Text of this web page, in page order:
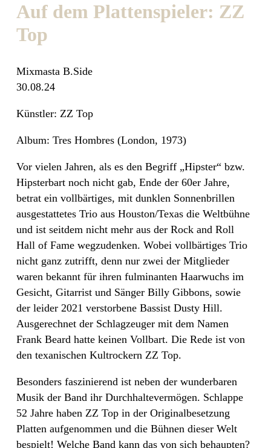
Auf dem Plattenspieler: ZZ
Top
Mixmasta B.Side
30.08.24
Künstler: ZZ Top
Album: Tres Hombres (London, 1973)
Vor vielen Jahren, als es den Begriff „Hipster“ bzw.
Hipsterbart noch nicht gab, Ende der 60er Jahre,
betrat ein vollbärtiges, mit dunklen Sonnenbrillen
ausgestattetes Trio aus Houston/Texas die Weltbühne
und ist seitdem nicht mehr aus der Rock and Roll
Hall of Fame wegzudenken. Wobei vollbärtiges Trio
nicht ganz zutrifft, denn nur zwei der Mitglieder
waren bekannt für ihren fulminanten Haarwuchs im
Gesicht, Gitarrist und Sänger Billy Gibbons, sowie
der leider 2021 verstorbene Bassist Dusty Hill.
Ausgerechnet der Schlagzeuger mit dem Namen
Frank Beard hatte keinen Vollbart. Die Rede ist von
den texanischen Kultrockern ZZ Top.
Besonders faszinierend ist neben der wunderbaren
Musik der Band ihr Durchhaltevermögen. Schlappe
52 Jahre haben ZZ Top in der Originalbesetzung
Platten aufgenommen und die Bühnen dieser Welt
bespielt! Welche Band kann das von sich behaupten?